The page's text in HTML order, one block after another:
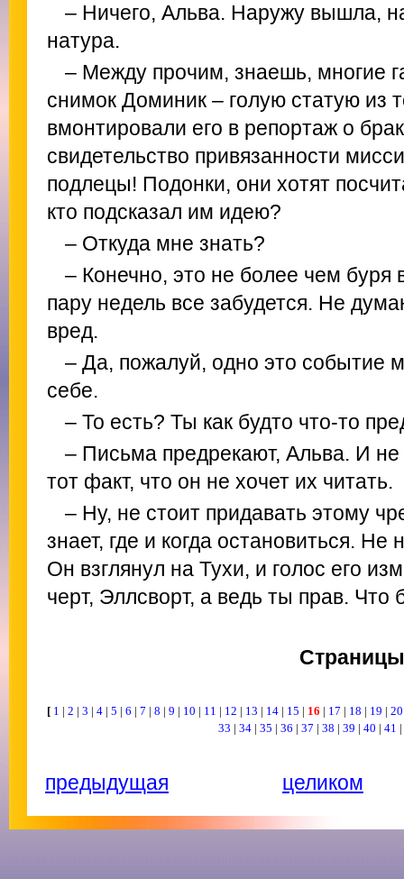
– Ничего, Альва. Наружу вышла,
натура.
– Между прочим, знаешь, многие
снимок Доминик – голую статую из
вмонтировали его в репортаж о
свидетельство привязанности
подлецы! Подонки, они хотят
кто подсказал им идею?
– Откуда мне знать?
– Конечно, это не более чем буря
пару недель все забудется. Не
вред.
– Да, пожалуй, одно это событие
себе.
– То есть? Ты как будто что-то
– Письма предрекают, Альва. И не
тот факт, что он не хочет их читать.
– Ну, не стоит придавать этому
знает, где и когда остановиться.
Он взглянул на Тухи, и голос его
черт, Эллсворт, а ведь ты прав. Что
Страницы
[ 1 | 2 | 3 | 4 | 5 | 6 | 7 | 8 | 9 | 10 | 11 | 12 | 13 | 14 | 15 | 16 | 17 | 18 | 19 |
33 | 34 | 35 | 36 | 37 | 38 | 39 | 40 | 41 |
предыдущая целиком